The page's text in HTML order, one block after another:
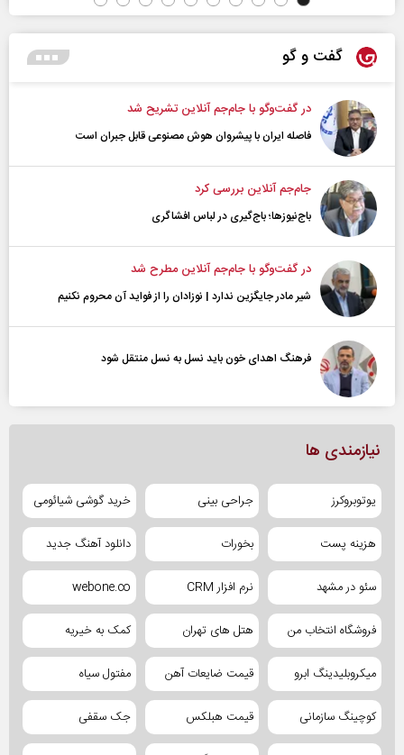
گفت و گو
در گفت‌و‌گو با جام‌جم آنلاین تشریح شد
فاصله ایران با پیشرو‌ان هوش مصنوعی قابل جبران است
جام‌جم آنلاین بررسی کرد
باج‌نیوزها؛ باج‌گیری در لباس افشاگری
در گفت‌و‌گو با جام‌جم آنلاین مطرح شد
شیر مادر جایگزین ندارد | نوزادان را از فواید آن محروم نکنیم
فرهنگ اهدای خون باید نسل به نسل منتقل شود
نیازمندی ها
یوتوبروکرز جراحی بینی خرید گوشی شیائومی
هزینه پست بخورات دانلود آهنگ جدید
سئو در مشهد نرم افزار CRM webone.co
فروشگاه انتخاب من هتل های تهران کمک به خیریه
میکروبلیدینگ ابرو قیمت ضایعات آهن مفتول سیاه
کوچینگ سازمانی قیمت هبلکس جک سقفی